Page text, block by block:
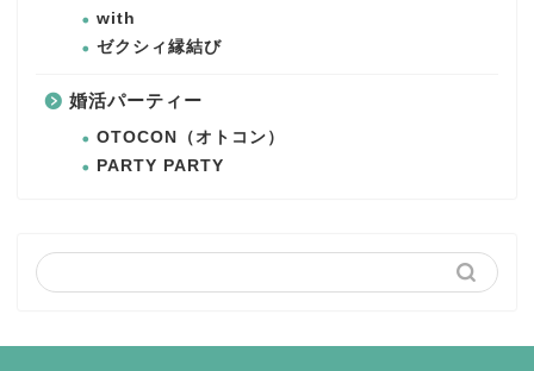
with
ゼクシィ縁結び
婚活パーティー
OTOCON（オトコン）
PARTY PARTY